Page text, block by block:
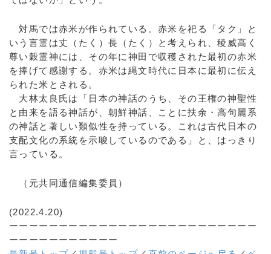
対馬では赤米が作られている。赤米を祀る「タク」と
いう言霊は丈（たく）長（たく）と考えられ、稜威高く
尊い穀霊神には、その年に神田で収穫された最初の赤米
を捧げて感謝する。赤米は縄文時代に日本に最初に伝え
られた米とされる。
大林太良氏は「日本の神話のうち、その王権の神聖性
と由来を語る神話が、朝鮮神話、ことに扶余・高句麗系
の神話と著しい類似性を持っている。これは古代日本の
支配文化の系統を示唆しているのである」と、はっきり
言っている。
（元共同通信編集委員）
(2022.4.20)
ーーーーーーーーーーーーーーーーーーーーーーーーー
ーーーーーーーーーーー